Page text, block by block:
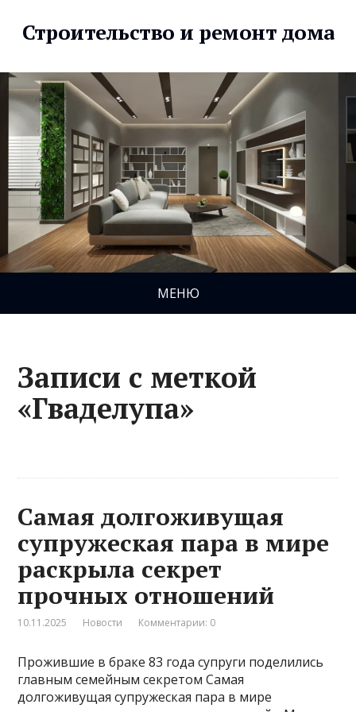
Строительство и ремонт дома
МЕНЮ
Записи с меткой
«Гваделупа»
Самая долгоживущая
супружеская пара в мире
раскрыла секрет
прочных отношений
10.11.2025 Новости Комментарии: 0
Прожившие в браке 83 года супруги поделились
главным семейным секретом Самая
долгоживущая супружеская пара в мире